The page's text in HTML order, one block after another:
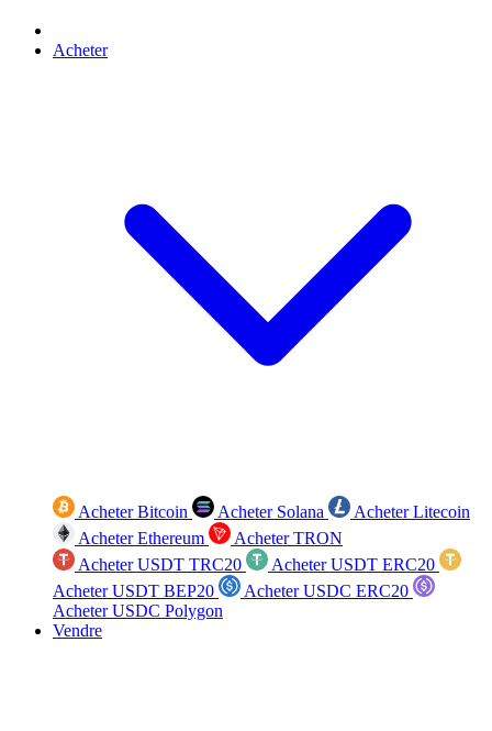
Acheter
Acheter Bitcoin Acheter Solana
Acheter Litecoin
Acheter Ethereum
Acheter TRON
Acheter USDT TRC20
Acheter USDT ERC20
Acheter USDT BEP20
Acheter USDC ERC20
Acheter USDC Polygon
Vendre